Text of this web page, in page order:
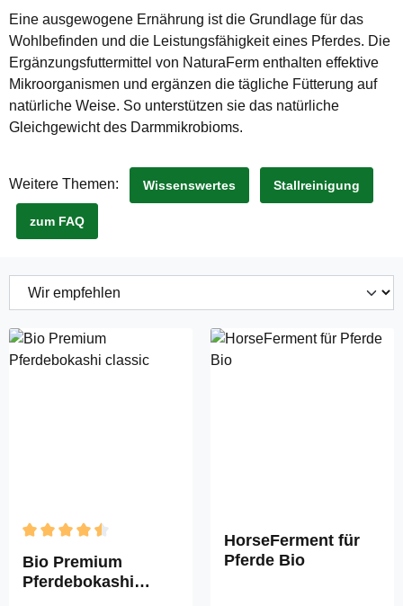
Eine ausgewogene Ernährung ist die Grundlage für das
Wohlbefinden und die Leistungsfähigkeit eines Pferdes. Die
Ergänzungsfuttermittel von NaturaFerm enthalten effektive
Mikroorganismen und ergänzen die tägliche Fütterung auf
natürliche Weise. So unterstützen sie das natürliche
Gleichgewicht des Darmmikrobioms.
Weitere Themen: Wissenswertes Stallreinigung
zum FAQ
Durchschnittliche Bewertung von 4.5 von 5 Sternen
Bio Premium
Pferdebokashi
HorseFerment für
Pferde Bio